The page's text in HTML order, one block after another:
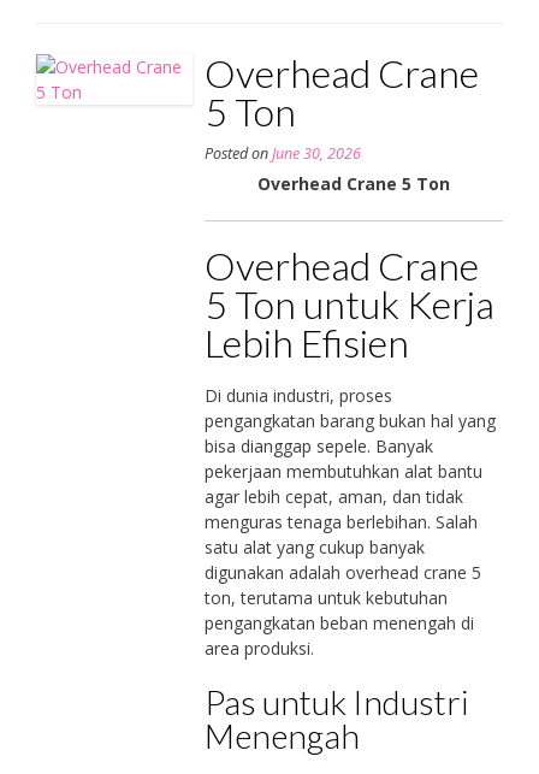
Overhead Crane
5 Ton
Posted onJune 30, 2026
Overhead Crane 5 Ton
Overhead Crane
5 Ton untuk Kerja
Lebih Efisien
Di dunia industri, proses
pengangkatan barang bukan hal yang
bisa dianggap sepele. Banyak
pekerjaan membutuhkan alat bantu
agar lebih cepat, aman, dan tidak
menguras tenaga berlebihan. Salah
satu alat yang cukup banyak
digunakan adalah overhead crane 5
ton, terutama untuk kebutuhan
pengangkatan beban menengah di
area produksi.
Pas untuk Industri
Menengah